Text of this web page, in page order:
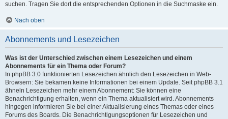
suchen. Tragen Sie dort die entsprechenden Optionen in die Suchmaske ein.
Nach oben
Abonnements und Lesezeichen
Was ist der Unterschied zwischen einem Lesezeichen und einem
Abonnements für ein Thema oder Forum?
In phpBB 3.0 funktionierten Lesezeichen ähnlich den Lesezeichen in Web-
Browsern: Sie bekamen keine Informationen bei einem Update. Seit phpBB 3.1
ähneln Lesezeichen mehr einem Abonnement: Sie können eine
Benachrichtigung erhalten, wenn ein Thema aktualisiert wird. Abonnements
hingegen informieren Sie bei einer Aktualisierung eines Themas oder eines
Forums des Boards. Die Benachrichtigungsoptionen für Lesezeichen und